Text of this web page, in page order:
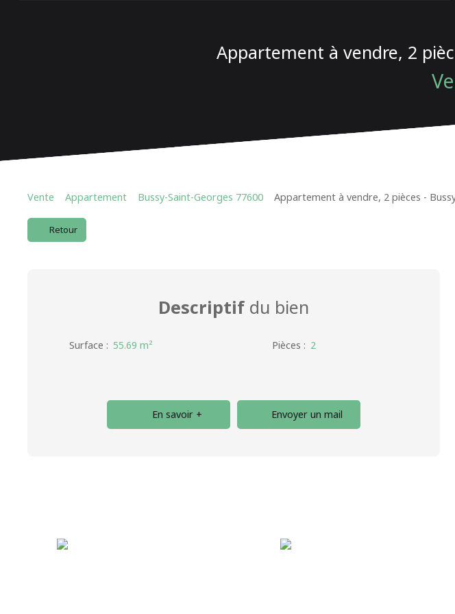
Appartement à vendre, 2
Vente Appartement Bussy-Saint-Georges 77600 Appartement à vendre, 2 pièces -
Retour
Descriptif du bien
Surface : 55.69 m² Pièces : 2
En savoir + Envoyer un mail